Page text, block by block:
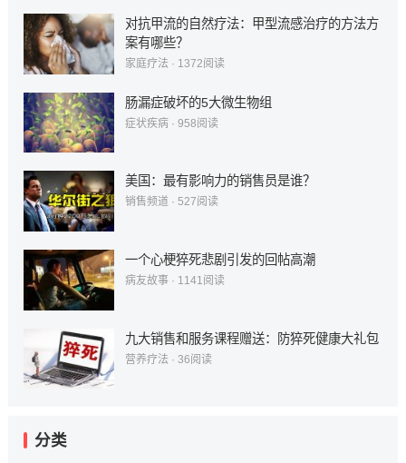
对抗甲流的自然疗法：甲型流感治疗的方法方
案有哪些？
家庭疗法 · 1372阅读
肠漏症破坏的5大微生物组
症状疾病· 958阅读
美国：最有影响力的销售员是谁？
销售频道· 527阅读
一个心梗猝死悲剧引发的回帖高潮
病友故事· 1141阅读
九大销售和服务课程赠送：防猝死健康大礼包
营养疗法 · 36阅读
分类